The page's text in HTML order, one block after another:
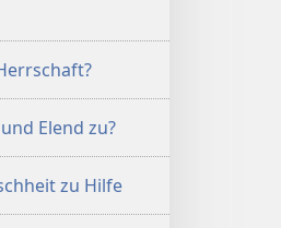
Elend zu?
zu Hilfe